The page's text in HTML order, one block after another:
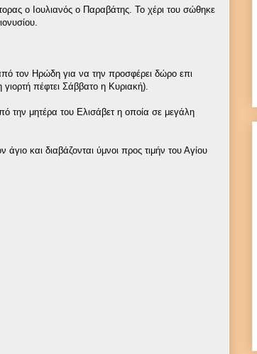
ο Ιουλιανός ο Παραβάτης. Το χέρι του σώθηκε
τον Ηρώδη για να την προσφέρει δώρο επι
πέφτει Σάββατο η Κυριακή).
την μητέρα του Ελισάβετ η οποία σε μεγάλη
και διαβάζονται ύμνοι προς τιμήν του Αγίου